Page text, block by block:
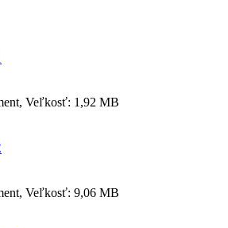
Veľkosť: 1,92 MB
Veľkosť: 9,06 MB